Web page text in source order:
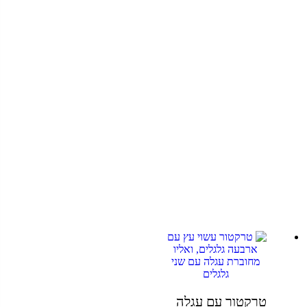
טרקטור עם עגלה